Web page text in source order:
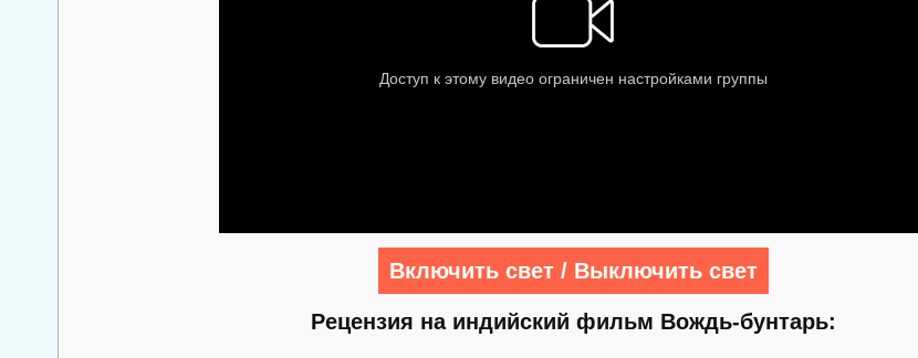
Включить свет / Выключить свет
Рецензия на индийский фильм Вождь-бунтарь: